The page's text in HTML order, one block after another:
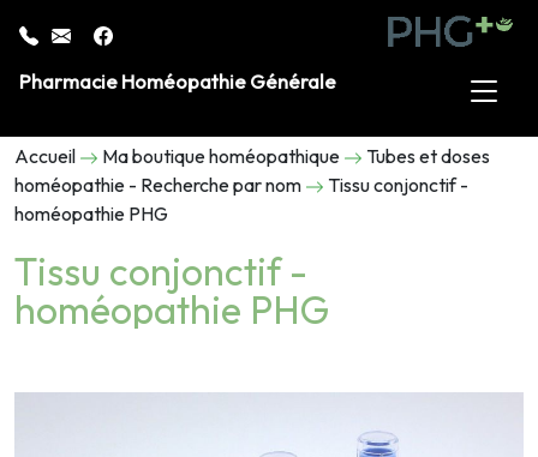
Pharmacie Homéopathie Générale
Accueil Ma boutique homéopathique
Tubes et doses
homéopathie - Recherche par nom
Tissu conjonctif -
homéopathie PHG
Tissu conjonctif -
homéopathie PHG